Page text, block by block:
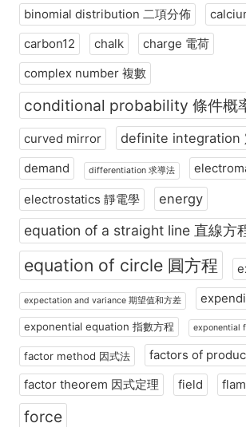
binomial distribution 二項分佈
carbon12
chalk
charge 電荷
complex number 複數
conditional probability 條件概
curved mirror definite integration
demand differentiation 求導法
electrostatics 靜電學 energy
equation of a straight line 直線方
equation of circle 圓方程
expectation and variance 期望值和方差
exponential equation 指數方程 exponential
factor method 因式法
factors of
factor theorem 因式定理
field
force